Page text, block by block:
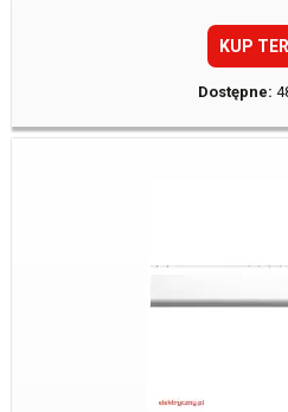
KUP
Dostępne: